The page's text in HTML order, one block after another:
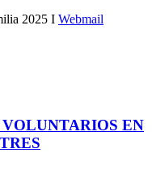
2025 I Webmail
EN